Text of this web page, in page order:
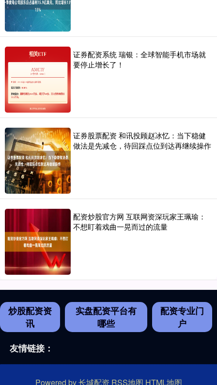
证券配资系统 瑞银：全球智能手机市场就
要停止增长了！
证券股票配资 和讯投顾赵冰忆：当下稳健
做法是先减仓，待回踩点位到达再继续操作
配资炒股官方网 互联网资深玩家王珮瑜：
不想盯着戏曲一晃而过的流量
炒股配资资
讯
实盘配资平台有
哪些
配资专业门
户
友情链接：
Powered by长城配资 RSS地图 HTML地图